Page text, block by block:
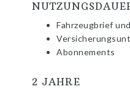
Fahrzeugbrief
Abonnements
2 JAHRE